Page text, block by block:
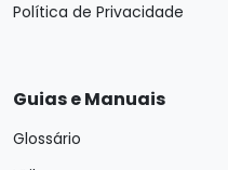
Política de Privacidade
Guias e Manuais
Glossário